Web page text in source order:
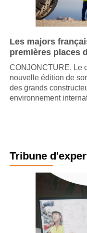
Les majors
premières places
CONJONCTURE. Le
nouvelle édition de
des grands
Tribune